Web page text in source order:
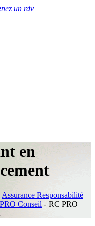
un rdv
en
Assurance Responsabilité
Conseil - RC PRO